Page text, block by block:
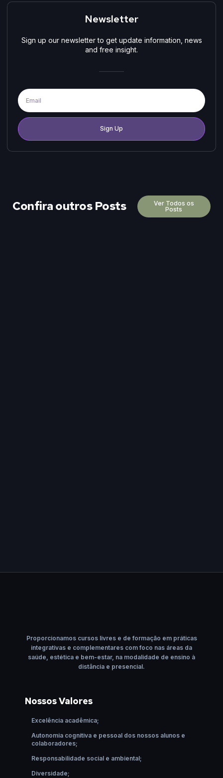
Newsletter
Sign up our newsletter to get update information, news
and free insight.
Sign Up
Confira outros Posts
Ver Todos os
Posts
Proporcionamos cursos livres e de formação em práticas
integrativas e complementares com foco nas áreas da
saúde, estética e bem-estar, na modalidade de ensino à
distância e presencial.
Nossos Valores
Excelência acadêmica;
Autonomia cognitiva e pessoal dos nossos alunos e
colaboradores;
Responsabilidade social e ambiental;
Diversidade;